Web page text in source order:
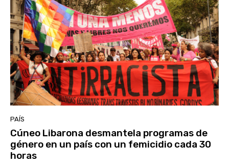
PAÍS
Cúneo Libarona desmantela programas de
género en un país con un femicidio cada 30
horas